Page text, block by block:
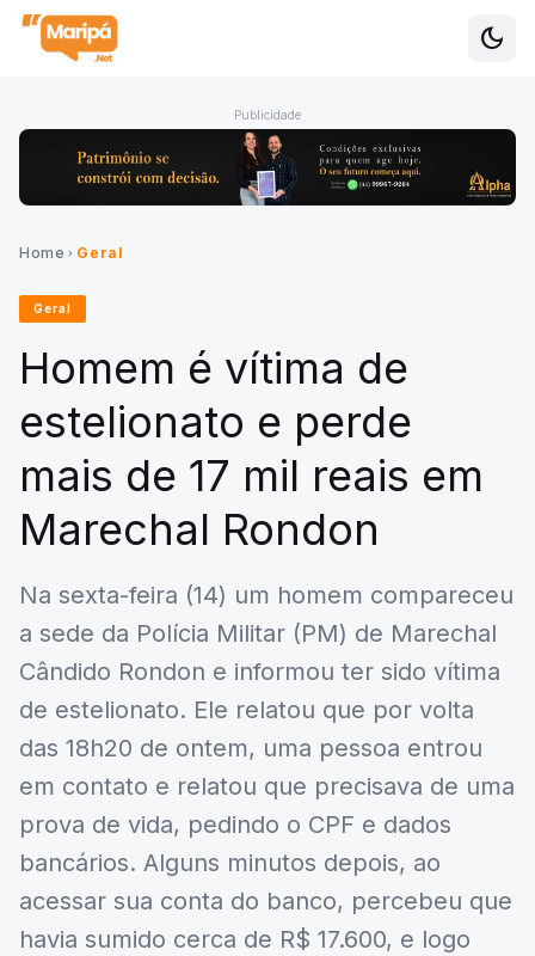
dark_mode
Publicidade
Home chevron_right Geral
Geral
Homem é vítima de
estelionato e perde
mais de 17 mil reais em
Marechal Rondon
Na sexta-feira (14) um homem compareceu
a sede da Polícia Militar (PM) de Marechal
Cândido Rondon e informou ter sido vítima
de estelionato. Ele relatou que por volta
das 18h20 de ontem, uma pessoa entrou
em contato e relatou que precisava de uma
prova de vida, pedindo o CPF e dados
bancários. Alguns minutos depois, ao
acessar sua conta do banco, percebeu que
havia sumido cerca de R$ 17.600, e logo